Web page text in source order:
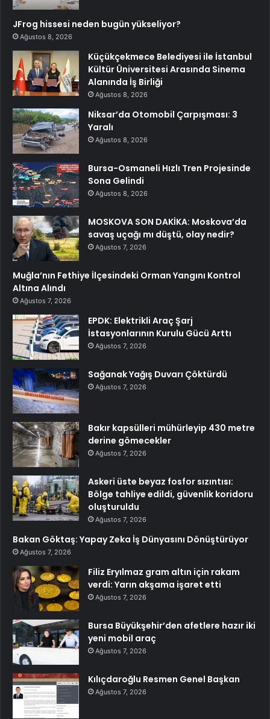
JFrog hissesi neden bugün yükseliyor?
Ağustos 8, 2026
Küçükçekmece Belediyesi ile İstanbul
Kültür Üniversitesi Arasında Sinema
Alanında İş Birliği
Ağustos 8, 2026
Niksar’da Otomobil Çarpışması: 3
Yaralı
Ağustos 8, 2026
Bursa-Osmaneli Hızlı Tren Projesinde
Sona Gelindi
Ağustos 8, 2026
MOSKOVA SON DAKİKA: Moskova’da
savaş uçağı mı düştü, olay nedir?
Ağustos 7, 2026
Muğla’nın Fethiye İlçesindeki Orman Yangını Kontrol
Altına Alındı
Ağustos 7, 2026
EPDK: Elektrikli Araç Şarj
İstasyonlarının Kurulu Gücü Arttı
Ağustos 7, 2026
Sağanak Yağış Duvarı Çöktürdü
Ağustos 7, 2026
Bakır kapsülleri mühürleyip 430 metre
derine gömecekler
Ağustos 7, 2026
Askeri üste beyaz fosfor sızıntısı:
Bölge tahliye edildi, güvenlik koridoru
oluşturuldu
Ağustos 7, 2026
Bakan Göktaş: Yapay Zeka İş Dünyasını Dönüştürüyor
Ağustos 7, 2026
Filiz Eryılmaz gram altın için rakam
verdi: Yarın akşama işaret etti
Ağustos 7, 2026
Bursa Büyükşehir’den afetlere hazır iki
yeni mobil araç
Ağustos 7, 2026
Kılıçdaroğlu Resmen Genel Başkan
Ağustos 7, 2026